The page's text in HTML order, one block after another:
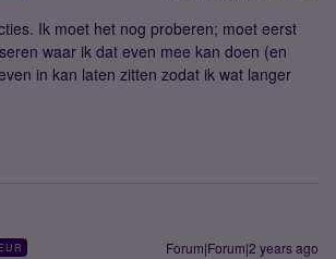
Ik moet het nog proberen; moet eerst
waar ik dat even mee kan doen (en
in kan laten zitten zodat ik wat langer
Forum|Forum|2 years ago